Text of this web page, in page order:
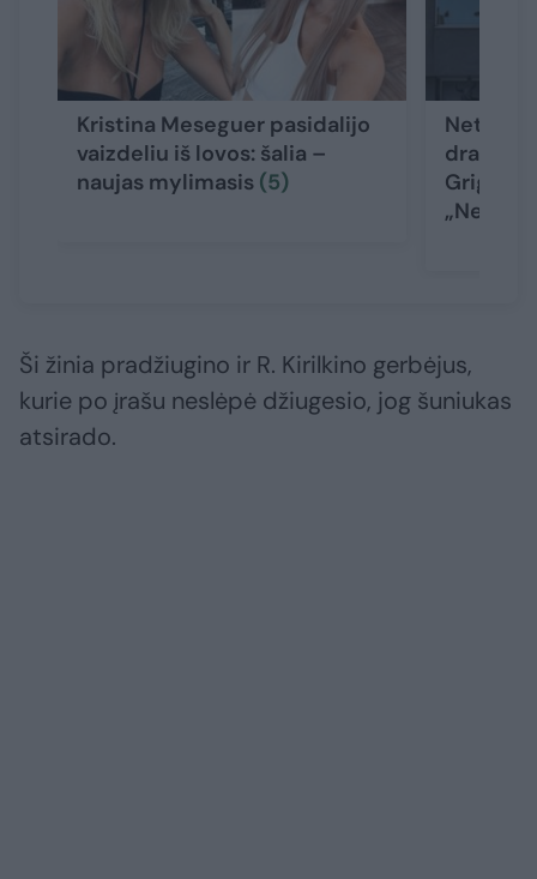
Kristina Meseguer pasidalijo
vaizdeliu iš lovos: šalia –
naujas mylimasis (5)
dramos
Ši žinia pradžiugino ir R. Kirilkino gerbėjus,
kurie po įrašu neslėpė džiugesio, jog šuniukas
atsirado.